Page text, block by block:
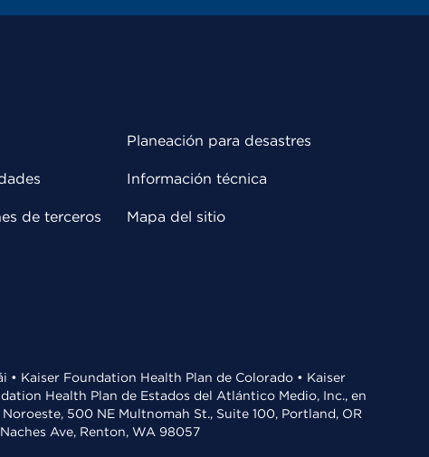
de terceros
Planeación para desastres
Información técnica
Mapa del sitio
• Kaiser Foundation Health Plan de Colorado • Kaiser
Health Plan de Estados del Atlántico Medio, Inc., en
500 NE Multnomah St., Suite 100, Portland, OR
Ave, Renton, WA 98057